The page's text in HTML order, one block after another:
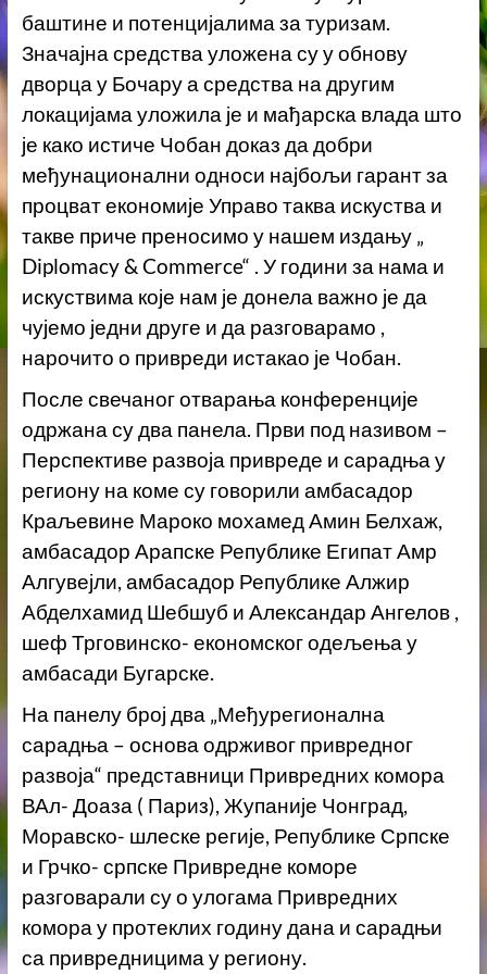
баштине и потенцијалима за туризам.
Значајна средства уложена су у обнову
дворца у Бочару а средства на другим
локацијама уложила је и мађарска влада што
је како истиче Чобан доказ да добри
међунационални односи најбољи гарант за
процват економије Управо таква искуства и
такве приче преносимо у нашем издању „
Diplomacy & Commerce“ . У години за нама и
искуствима које нам је донела важно је да
чујемо једни друге и да разговарамо ,
нарочито о привреди истакао је Чобан.
После свечаног отварања конференције
одржана су два панела. Први под називом –
Перспективе развоја привреде и сарадња у
региону на коме су говорили амбасадор
Краљевине Мароко мохамед Амин Белхаж,
амбасадор Арапске Републике Египат Амр
Алгувејли, амбасадор Републике Алжир
Абделхамид Шебшуб и Александар Ангелов ,
шеф Трговинско- економског одељења у
амбасади Бугарске.
На панелу број два „Међурегионална
сарадња – основа одрживог привредног
развоја“ представници Привредних комора
ВАл- Доаза ( Париз), Жупаније Чонград,
Моравско- шлеске регије, Републике Српске
и Грчко- српске Привредне коморе
разговарали су о улогама Привредних
комора у протеклих годину дана и сарадњи
са привредницима у региону.